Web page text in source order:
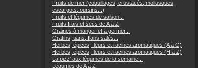
Fruits de mer (coquillages, crustacés, mollusques,
escargots, oursins...)
Fruits et légumes de saison...
Fruits frais et secs de A à Z
Graines à manger et à germer...
Gratins, tians, flans salés...
Herbes, épices, fleurs et racines aromatiques (A à G)
Herbes, épices, fleurs et racines aromatiques (H à Z)
La pizz' aux légumes de la semaine...
Légumes de A à Z